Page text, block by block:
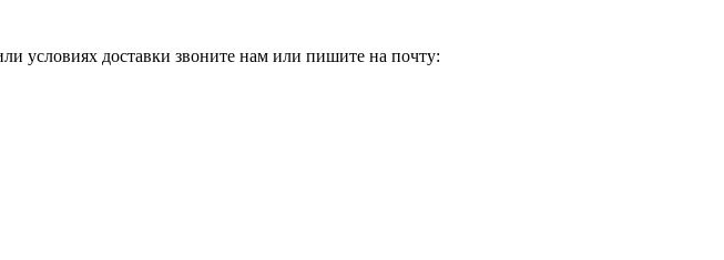
условиях доставки звоните нам или пишите на почту: